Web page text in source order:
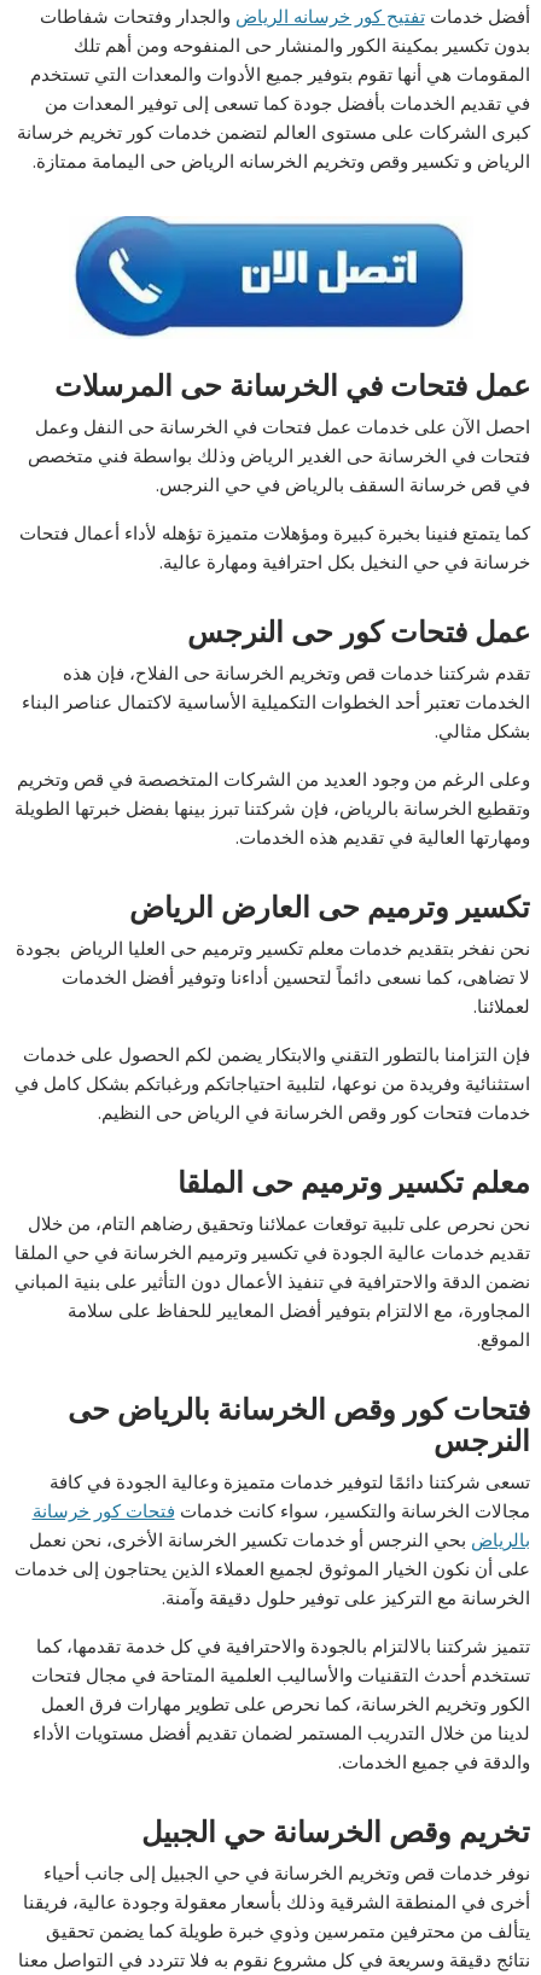
أفضل خدماتتفتيح كور خرسانه الرياض والجدار وفتحات شفاطات
بدون تكسير بمكينة الكور والمنشار حى المنفوحه ومن أهم تلك
المقومات هي أنها تقوم بتوفير جميع الأدوات والمعدات التي تستخدم
في تقديم الخدمات بأفضل جودة كما تسعى إلى توفير المعدات من
كبرى الشركات على مستوى العالم لتضمن خدمات كور تخريم خرسانة
الرياض و تكسير وقص وتخريم الخرسانه الرياض حى اليمامة ممتازة.
عمل فتحات في الخرسانة حى المرسلات
احصل الآن على خدمات عمل فتحات في الخرسانة حى النفل وعمل
فتحات في الخرسانة حى الغدير الرياض وذلك بواسطة فني متخصص
في قص خرسانة السقف بالرياض في حي النرجس.
كما يتمتع فنينا بخبرة كبيرة ومؤهلات متميزة تؤهله لأداء أعمال فتحات
خرسانة في حي النخيل بكل احترافية ومهارة عالية.
عمل فتحات كور حى النرجس
تقدم شركتنا خدمات قص وتخريم الخرسانة حى الفلاح، فإن هذه
الخدمات تعتبر أحد الخطوات التكميلية الأساسية لاكتمال عناصر البناء
بشكل مثالي.
وعلى الرغم من وجود العديد من الشركات المتخصصة في قص وتخريم
وتقطيع الخرسانة بالرياض، فإن شركتنا تبرز بينها بفضل خبرتها الطويلة
ومهارتها العالية في تقديم هذه الخدمات.
تكسير وترميم حى العارض الرياض
نحن نفخر بتقديم خدمات معلم تكسير وترميم حى العليا الرياض بجودة
لا تضاهى، كما نسعى دائماً لتحسين أداءنا وتوفير أفضل الخدمات
لعملائنا.
فإن التزامنا بالتطور التقني والابتكار يضمن لكم الحصول على خدمات
استثنائية وفريدة من نوعها، لتلبية احتياجاتكم ورغباتكم بشكل كامل في
خدمات فتحات كور وقص الخرسانة في الرياض حى النظيم.
معلم تكسير وترميم حى الملقا
نحن نحرص على تلبية توقعات عملائنا وتحقيق رضاهم التام، من خلال
تقديم خدمات عالية الجودة في تكسير وترميم الخرسانة في حي الملقا
نضمن الدقة والاحترافية في تنفيذ الأعمال دون التأثير على بنية المباني
المجاورة، مع الالتزام بتوفير أفضل المعايير للحفاظ على سلامة
الموقع.
فتحات كور وقص الخرسانة بالرياض حى
النرجس
تسعى شركتنا دائمًا لتوفير خدمات متميزة وعالية الجودة في كافة
مجالات الخرسانة والتكسير، سواء كانت خدمات فتحات كور خرسانة
بالرياض بحي النرجس أو خدمات تكسير الخرسانة الأخرى، نحن نعمل
على أن نكون الخيار الموثوق لجميع العملاء الذين يحتاجون إلى خدمات
الخرسانة مع التركيز على توفير حلول دقيقة وآمنة.
تتميز شركتنا بالالتزام بالجودة والاحترافية في كل خدمة تقدمها، كما
تستخدم أحدث التقنيات والأساليب العلمية المتاحة في مجال فتحات
الكور وتخريم الخرسانة، كما نحرص على تطوير مهارات فرق العمل
لدينا من خلال التدريب المستمر لضمان تقديم أفضل مستويات الأداء
والدقة في جميع الخدمات.
تخريم وقص الخرسانة حي الجبيل
نوفر خدمات قص وتخريم الخرسانة في حي الجبيل إلى جانب أحياء
أخرى في المنطقة الشرقية وذلك بأسعار معقولة وجودة عالية، فريقنا
يتألف من محترفين متمرسين وذوي خبرة طويلة كما يضمن تحقيق
نتائج دقيقة وسريعة في كل مشروع نقوم به فلا تتردد في التواصل معنا